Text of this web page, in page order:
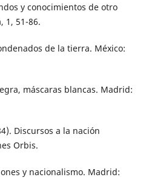
y conocimientos de otro
1, 51-86.
de la tierra. México:
máscaras blancas. Madrid:
Discursos a la nación
Orbis.
y nacionalismo. Madrid: